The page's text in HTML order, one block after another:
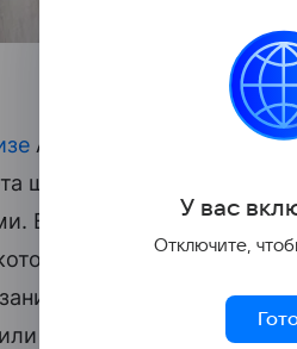
Американской
штата Джорджия,
В ходе исследования
забота о детях в
иной степени
У вас
Отключите,